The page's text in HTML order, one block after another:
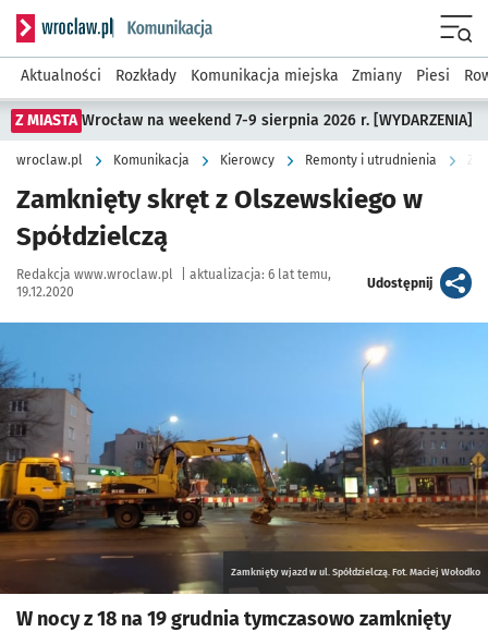
Serwis informacyjny wroclaw.pl podserwis: Komunikacja
Aktualności Rozkłady Komunikacja miejska Zmiany Piesi
Z MIASTA Wrocław na weekend 7-9 sierpnia 2026 r. [WYDARZENIA]
wroclaw.pl Komunikacja Kierowcy Remonty i utrudnienia
Zamknięty skręt z Olszewskiego w
Spółdzielczą
Autor:
Redakcja www.wroclaw.pl aktualizacja: 6 lat temu,
19.12.2020
Udostępnijartykuł
Zamknięty wjazd w ul. Spółdzielczą. Fot. Maciej Wołodko
W nocy z 18 na 19 grudnia tymczasowo zamknięty